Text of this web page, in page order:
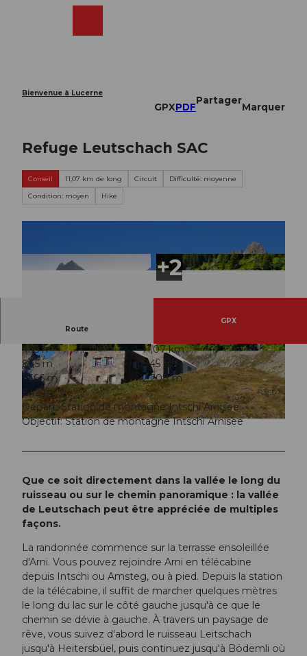
Bienvenue à Lucerne
GPXPDF
Partager
Marquer
Refuge Leutschach SAC
Conseil 11,07 km de long Circuit
Difficulté: moyenne
Condition: moyen
Hike
© Ferienregion Andermatt
© Andermatt-Urserntal Tourismus GmbH, Ferie
nregion Andermatt
© Andermatt-Urserntal Tourismus GmbH, Ferie
nregion Andermatt
Route
GPX
4:15 h
11,07 km
845 m
845 m
1.366 m
2.208 m
842 m
Départ: Station de montagne Intschi Arnisee
Objectif: Station de montagne Intschi Arnisee
Que ce soit directement dans la vallée le long du
ruisseau ou sur le chemin panoramique : la vallée
de Leutschach peut être appréciée de multiples
façons.
La randonnée commence sur la terrasse ensoleillée
d'Arni. Vous pouvez rejoindre Arni en télécabine
depuis Intschi ou Amsteg, ou à pied. Depuis la station
de la télécabine, il suffit de marcher quelques mètres
le long du lac sur le côté gauche jusqu'à ce que le
chemin se dévie à gauche. À travers un paysage de
rêve, vous suivez d'abord le ruisseau Leitschach
jusqu'à Heitersbüel, puis continuez jusqu'à Bödemli où